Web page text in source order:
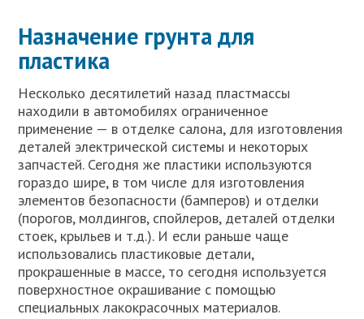
Назначение грунта для
пластика
Несколько десятилетий назад пластмассы
находили в автомобилях ограниченное
применение — в отделке салона, для изготовления
деталей электрической системы и некоторых
запчастей. Сегодня же пластики используются
гораздо шире, в том числе для изготовления
элементов безопасности (бамперов) и отделки
(порогов, молдингов, спойлеров, деталей отделки
стоек, крыльев и т.д.). И если раньше чаще
использовались пластиковые детали,
прокрашенные в массе, то сегодня используется
поверхностное окрашивание с помощью
специальных лакокрасочных материалов.